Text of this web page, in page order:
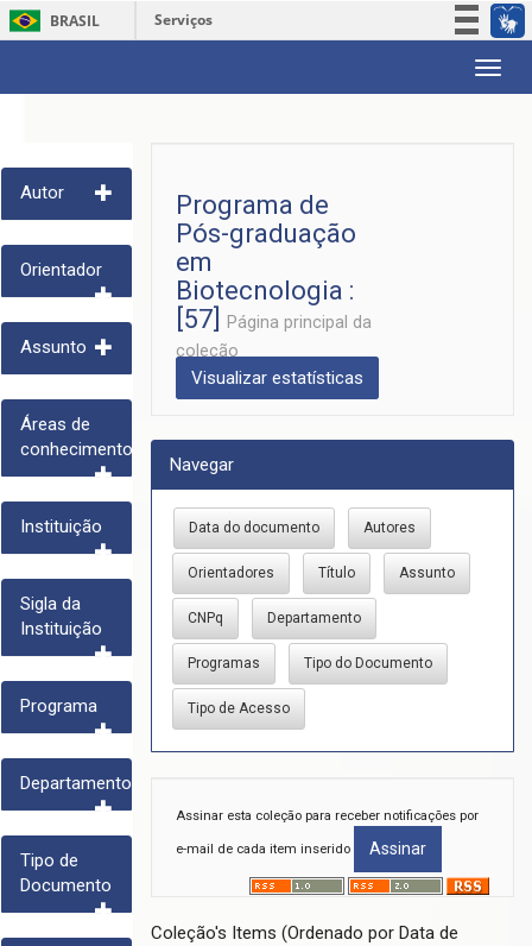
BRASIL
Serviços
Acesso à informação
Programa de
Pós-graduação
em
Biotecnologia :
[57]
Página principal da
coleção
Visualizar estatísticas
Navegar
Assinar esta coleção para receber notificações por
e-mail de cada item inserido
Coleção's Items (Ordenado por Data de
Autor
Orientador
Assunto
Áreas de
conhecimento
Instituição
Sigla da
Instituição
Programa
Departamento
Tipo de
Documento